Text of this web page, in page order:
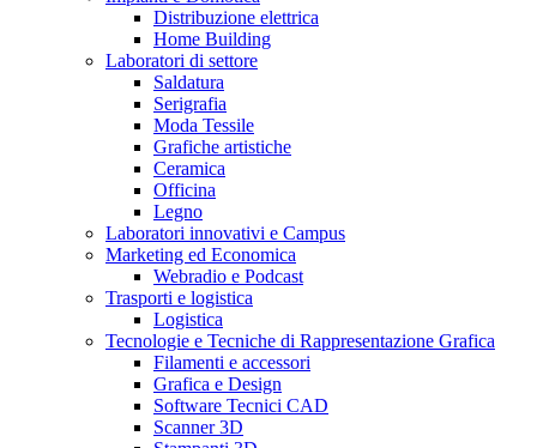
Distribuzione elettrica
Home Building
Laboratori di settore
Saldatura
Serigrafia
Moda Tessile
Grafiche artistiche
Ceramica
Officina
Legno
Laboratori innovativi e Campus
Marketing ed Economica
Webradio e Podcast
Trasporti e logistica
Logistica
Tecnologie e Tecniche di Rappresentazione Grafica
Filamenti e accessori
Grafica e Design
Software Tecnici CAD
Scanner 3D